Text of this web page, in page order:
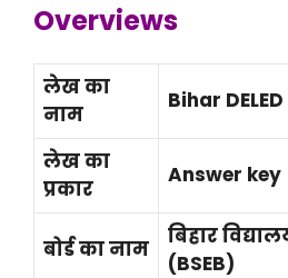
Overviews
लेख का
नाम
Bihar
लेख का
प्रकार
Answer key
बोर्ड का नाम
बिहार
(BSEB)